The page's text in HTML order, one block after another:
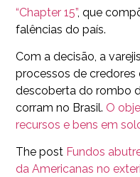
“Chapter 15”, que
falências do país.
Com a decisão, a
processos de
descoberta do rombo
corram no Brasil. O
recursos e bens em
The post Fundos
da Americanas no